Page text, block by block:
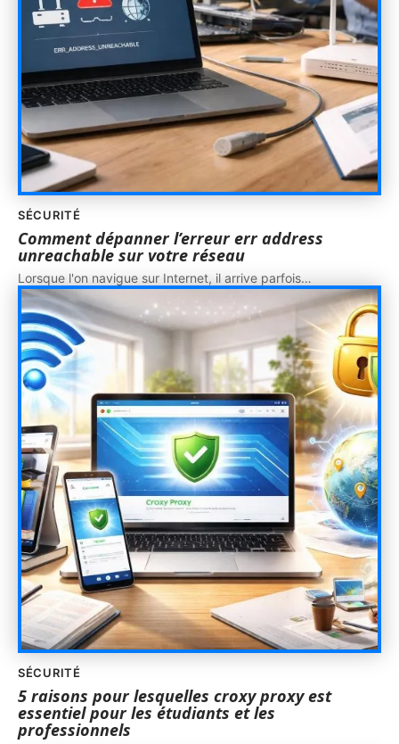
SÉCURITÉ
Comment dépanner l’erreur err address
unreachable sur votre réseau
Lorsque l'on navigue sur Internet, il arrive parfois…
SÉCURITÉ
5 raisons pour lesquelles croxy proxy est
essentiel pour les étudiants et les
professionnels